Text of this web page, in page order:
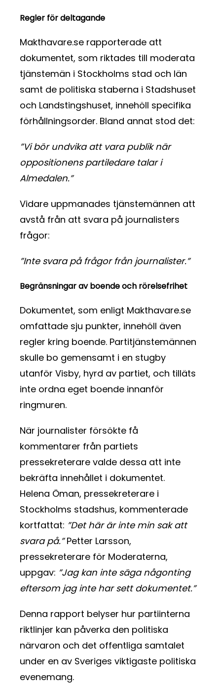
Regler för deltagande
Makthavare.se rapporterade att
dokumentet, som riktades till moderata
tjänstemän i Stockholms stad och län
samt de politiska staberna i Stadshuset
och Landstingshuset, innehöll specifika
förhållningsorder. Bland annat stod det:
”Vi bör undvika att vara publik när
oppositionens partiledare talar i
Almedalen.”
Vidare uppmanades tjänstemännen att
avstå från att svara på journalisters
frågor:
”Inte svara på frågor från journalister.”
Begränsningar av boende och rörelsefrihet
Dokumentet, som enligt Makthavare.se
omfattade sju punkter, innehöll även
regler kring boende. Partitjänstemännen
skulle bo gemensamt i en stugby
utanför Visby, hyrd av partiet, och tilläts
inte ordna eget boende innanför
ringmuren.
När journalister försökte få
kommentarer från partiets
pressekreterare valde dessa att inte
bekräfta innehållet i dokumentet.
Helena Öman, pressekreterare i
Stockholms stadshus, kommenterade
kortfattat: ”Det här är inte min sak att
svara på.”Petter Larsson,
pressekreterare för Moderaterna,
uppgav: ”Jag kan inte säga någonting
eftersom jag inte har sett dokumentet.”
Denna rapport belyser hur partiinterna
riktlinjer kan påverka den politiska
närvaron och det offentliga samtalet
under en av Sveriges viktigaste politiska
evenemang.